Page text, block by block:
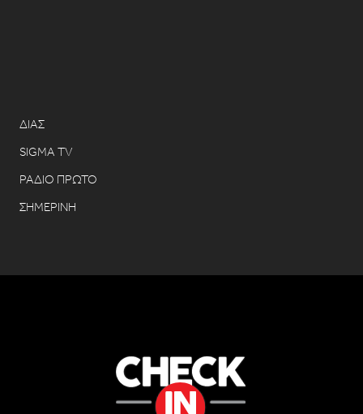
ΔΙΑΣ
SIGMA TV
ΡΑΔΙΟ ΠΡΩΤΟ
ΣΗΜΕΡΙΝΗ